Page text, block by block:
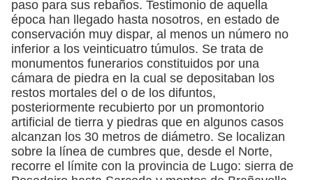
paso para sus rebaños. Testimonio de aquella
época han llegado hasta nosotros, en estado de
conservación muy dispar, al menos un número no
inferior a los veinticuatro túmulos. Se trata de
monumentos funerarios constituidos por una
cámara de piedra en la cual se depositaban los
restos mortales del o de los difuntos,
posteriormente recubierto por un promontorio
artificial de tierra y piedras que en algunos casos
alcanzan los 30 metros de diámetro. Se localizan
sobre la línea de cumbres que, desde el Norte,
recorre el límite con la provincia de Lugo: sierra de